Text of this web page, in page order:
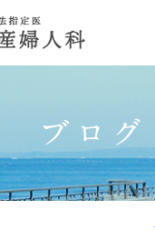
ブログ